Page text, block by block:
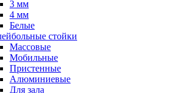
3 мм
4 мм
Белые
стойки
Массовые
Мобильные
Пристенные
Алюминиевые
Для зала